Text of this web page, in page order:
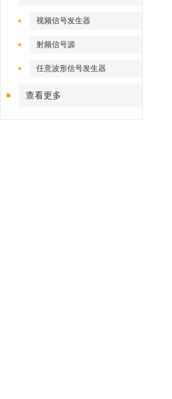
视频信号发生器
射频信号源
任意波形信号发生器
查看更多